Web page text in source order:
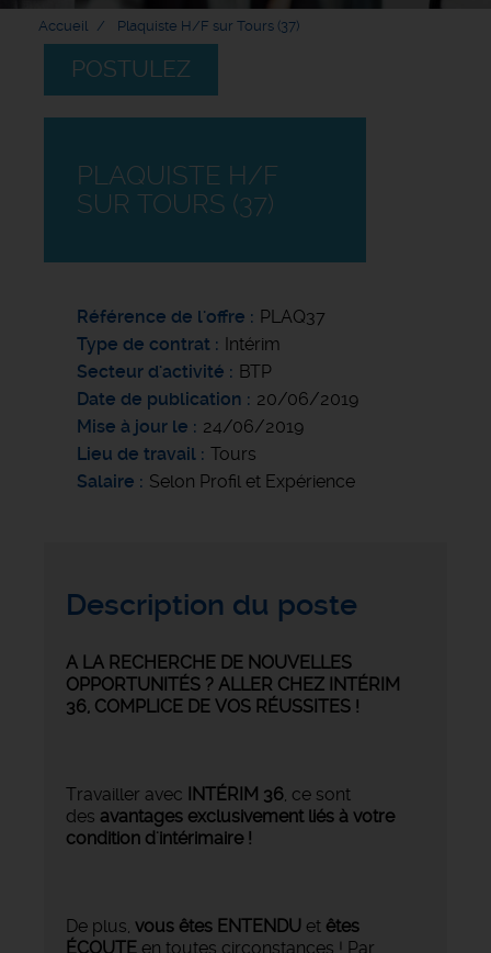
Accueil Plaquiste H/F sur Tours (37)
POSTULEZ
PLAQUISTE H/F
SUR TOURS (37)
Référence de l'offre
PLAQ37
Type de contrat
Intérim
Secteur d'activité
BTP
Date de publication
20/06/2019
Mise à jour le
24/06/2019
Lieu de travail
Tours
Salaire
Selon Profil et Expérience
Description du poste
A LA RECHERCHE DE NOUVELLES
OPPORTUNITÉS ? ALLER CHEZ INTÉRIM
36, COMPLICE DE VOS RÉUSSITES !
Travailler avec INTÉRIM 36, ce sont
des avantages exclusivement liés à votre
condition d'intérimaire !
De plus, vous êtes ENTENDU et êtes
ÉCOUTE en toutes circonstances ! Par